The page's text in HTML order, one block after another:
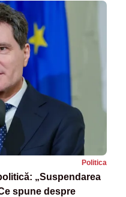
Politica
„Suspendarea
spune despre